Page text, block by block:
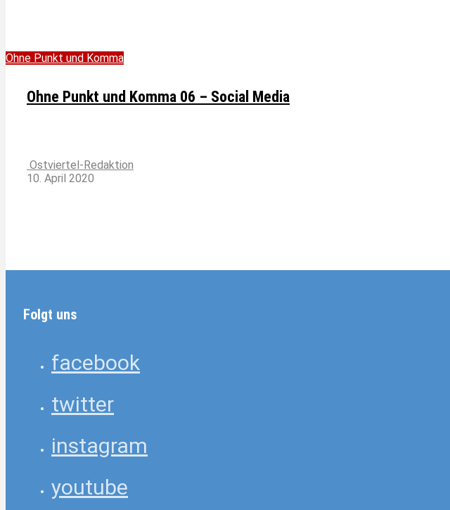
Ohne Punkt und Komma
Ohne Punkt und Komma 06 – Social Media
Ostviertel-Redaktion
10. April 2020
Folgt uns
facebook
twitter
instagram
youtube